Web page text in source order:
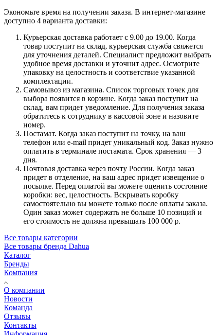
Экономьте время на получении заказа. В интернет-магазине
доступно 4 варианта доставки:
Курьерская доставка работает с 9.00 до 19.00. Когда
товар поступит на склад, курьерская служба свяжется
для уточнения деталей. Специалист предложит выбрать
удобное время доставки и уточнит адрес. Осмотрите
упаковку на целостность и соответствие указанной
комплектации.
Самовывоз из магазина. Список торговых точек для
выбора появится в корзине. Когда заказ поступит на
склад, вам придет уведомление. Для получения заказа
обратитесь к сотруднику в кассовой зоне и назовите
номер.
Постамат. Когда заказ поступит на точку, на ваш
телефон или e-mail придет уникальный код. Заказ нужно
оплатить в терминале постамата. Срок хранения — 3
дня.
Почтовая доставка через почту России. Когда заказ
придет в отделение, на ваш адрес придет извещение о
посылке. Перед оплатой вы можете оценить состояние
коробки: вес, целостность. Вскрывать коробку
самостоятельно вы можете только после оплаты заказа.
Один заказ может содержать не больше 10 позиций и
его стоимость не должна превышать 100 000 р.
Все товары категории
Все товары бренда Dahua
Каталог
Бренды
Компания
О компании
Новости
Команда
Отзывы
Контакты